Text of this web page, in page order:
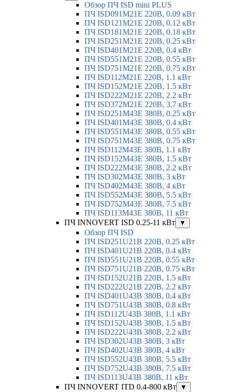
Обзор ПЧ ISD mini PLUS
ПЧ ISD091M21E 220В, 0.09 кВт
ПЧ ISD121M21E 220В, 0.12 кВт
ПЧ ISD181M21E 220В, 0.18 кВт
ПЧ ISD251M21E 220В, 0.25 кВт
ПЧ ISD401M21E 220В, 0.4 кВт
ПЧ ISD551M21E 220В, 0.55 кВт
ПЧ ISD751M21E 220В, 0.75 кВт
ПЧ ISD112M21E 220В, 1.1 кВт
ПЧ ISD152M21E 220В, 1.5 кВт
ПЧ ISD222M21E 220В, 2.2 кВт
ПЧ ISD372M21E 220В, 3.7 кВт
ПЧ ISD251M43E 380В, 0.25 кВт
ПЧ ISD401M43E 380В, 0.4 кВт
ПЧ ISD551M43E 380В, 0.55 кВт
ПЧ ISD751M43E 380В, 0.75 кВт
ПЧ ISD112M43E 380В, 1.1 кВт
ПЧ ISD152M43E 380В, 1.5 кВт
ПЧ ISD222M43E 380В, 2.2 кВт
ПЧ ISD302M43E 380В, 3 кВт
ПЧ ISD402M43E 380В, 4 кВт
ПЧ ISD552M43E 380В, 5.5 кВт
ПЧ ISD752M43E 380В, 7.5 кВт
ПЧ ISD113M43E 380В, 11 кВт
ПЧ INNOVERT ISD 0.25-11 кВт
▼
Обзор ПЧ ISD
ПЧ ISD251U21B 220В, 0.25 кВт
ПЧ ISD401U21B 220В, 0.4 кВт
ПЧ ISD551U21B 220В, 0.55 кВт
ПЧ ISD751U21B 220В, 0.75 кВт
ПЧ ISD152U21B 220В, 1.5 кВт
ПЧ ISD222U21B 220В, 2.2 кВт
ПЧ ISD401U43B 380В, 0.4 кВт
ПЧ ISD751U43B 380В, 0.8 кВт
ПЧ ISD112U43B 380В, 1.1 кВт
ПЧ ISD152U43B 380В, 1.5 кВт
ПЧ ISD222U43B 380В, 2.2 кВт
ПЧ ISD302U43B 380В, 3 кВт
ПЧ ISD402U43B 380В, 4 кВт
ПЧ ISD552U43B 380В, 5.5 кВт
ПЧ ISD752U43B 380В, 7.5 кВт
ПЧ ISD113U43B 380В, 11 кВт
ПЧ INNOVERT ITD 0.4-800 кВт
▼